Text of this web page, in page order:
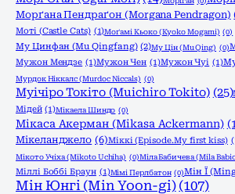
Морґана Пендраґон (Morgana Pendragon)
Моті (Castle Cats) (1)Моґамі Кьоко (Kyoko Mogami) (0)
Му Цинфан (Mu Qingfang) (2)Му Цін (Mu Qing) (0)
Мужон Мендзе (1)Мужон Чен (1)Мужон Чуі (1)
Мурдок Ніккалс (Murdoc Niccals) (0)
Муічіро Токіто (Muichiro Tokito) (25)
Мідей (1)Мікаела Шиндо (0)
Мікаса Акерман (Mikasa Ackermann)
Мікеланджело (6)Міккі (Episode.My first kiss)
Мікото Учіха (Mikoto Uchiha) (0)Міла Бабичева (Mila
Міллі Боббі Браун (1)Мімі Перлбатон (0)Мін Ї
Мін Юнгі (Min Yoon-gi) (107)